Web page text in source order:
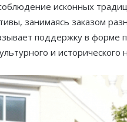
исконных
занимаясь заказом
поддержку в форме
и исторического